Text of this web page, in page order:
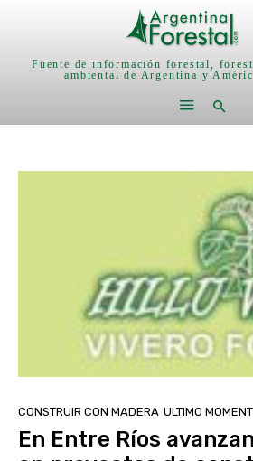
Fuente de información forestal,
ambiental de Argentina y
CONSTRUIR CON MADERA ULTIMO
En Entre Ríos